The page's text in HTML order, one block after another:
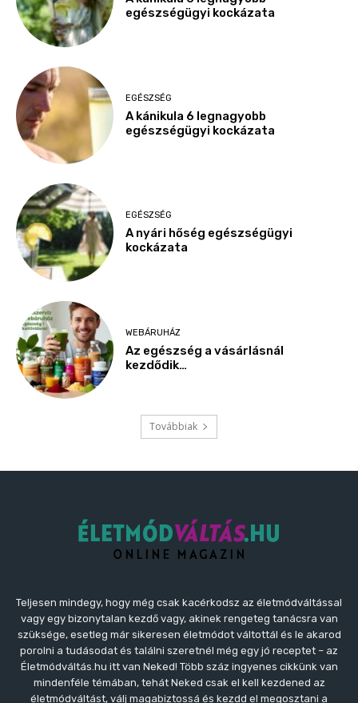
Teljesen mindegy, hogy még csak kacérkodsz az életmódváltással
vagy egy bizonytalan kezdő vagy, akinek rengeteg tanácsra van
szüksége, esetleg már sikeresen életmódot váltottál és le akarod
porolni a tudásodat és találni szeretnél még egy jó receptet – az
Életmódváltás.hu itt van Neked! Több száz ingyenes cikkünk van
mindenféle témában, tehát Neked csak el kell kezdened az
életmódváltást, válj magabiztossá és kezdd el megosztani a